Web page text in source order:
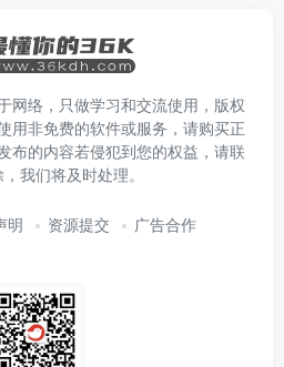
网络，只做学习和交流使用，版权
用非免费的软件或服务，请购买正
布的内容若侵犯到您的权益，请联
我们将及时处理。
明 资源提交 广告合作